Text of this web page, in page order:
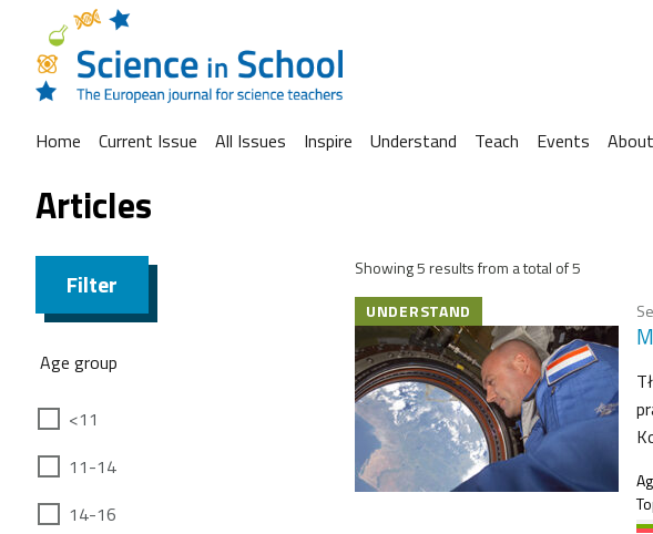
Home Current Issue All Issues Inspire Understand Teach Events About
Articles
Filter
Age group
<11
11-14
14-16
Showing 5 results from a total of 5
UNDERSTAND